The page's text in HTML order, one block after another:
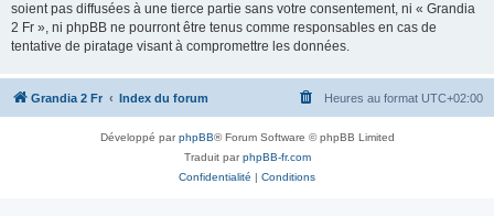
soient pas diffusées à une tierce partie sans votre consentement, ni « Grandia
2 Fr », ni phpBB ne pourront être tenus comme responsables en cas de
tentative de piratage visant à compromettre les données.
Grandia 2 Fr Index du forum Heures au format UTC+02:00
Développé parphpBB® Forum Software © phpBB Limited
Traduit parphpBB-fr.com
Confidentialité | Conditions